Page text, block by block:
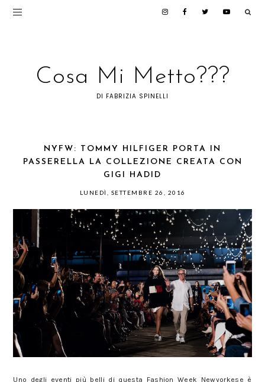
Cosa Mi Metto???
DI FABRIZIA SPINELLI
NYFW: TOMMY HILFIGER PORTA IN
PASSERELLA LA COLLEZIONE CREATA CON
GIGI HADID
LUNEDÌ, SETTEMBRE 26, 2016
Uno degli eventi più belli di questa Fashion Week Newyorkese è